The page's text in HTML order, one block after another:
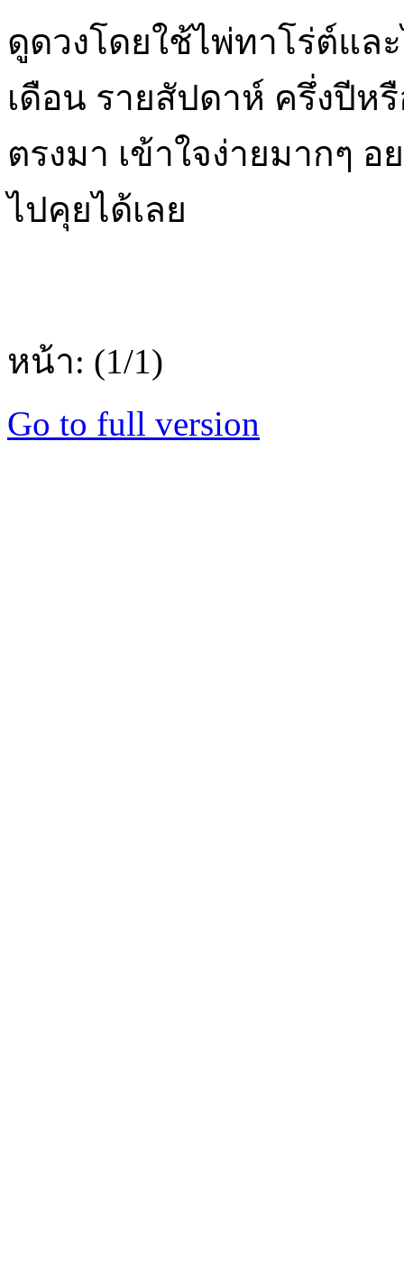
ดูดวงโดยใช้ไพ่ทาโร่ต์แล
เดือน รายสัปดาห์ ครึ่งปีห
ตรงมา เข้าใจง่ายมากๆ
ไปคุยได้เลย
หน้า: (1/1)
Go to full version